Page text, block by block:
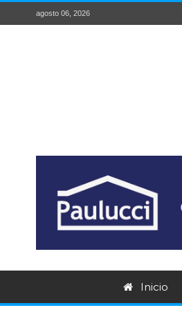
agosto 06, 2026
Inicio